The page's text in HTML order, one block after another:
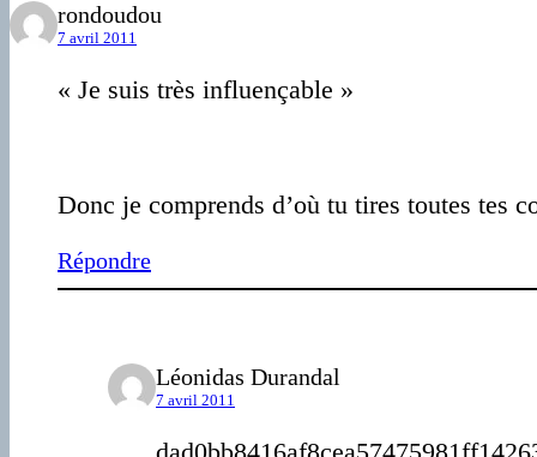
rondoudou
7 avril 2011
« Je suis très influençable »
Donc je comprends d’où tu tires toutes tes
Répondre
Léonidas Durandal
7 avril 2011